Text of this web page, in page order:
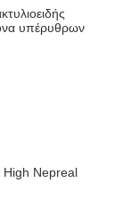
υπέρυθρων
High Nepreal